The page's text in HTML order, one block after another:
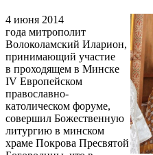
4 июня 2014
года митрополит
Волоколамский Иларион,
принимающий участие
в проходящем в Минске
IV Европейском
православно-
католическом форуме,
совершил Божественную
литургию в минском
храме Покрова Пресвятой